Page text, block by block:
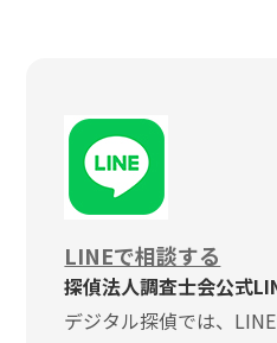
LINEで相談する
探偵法人調査士会公式
デジタル探偵では、